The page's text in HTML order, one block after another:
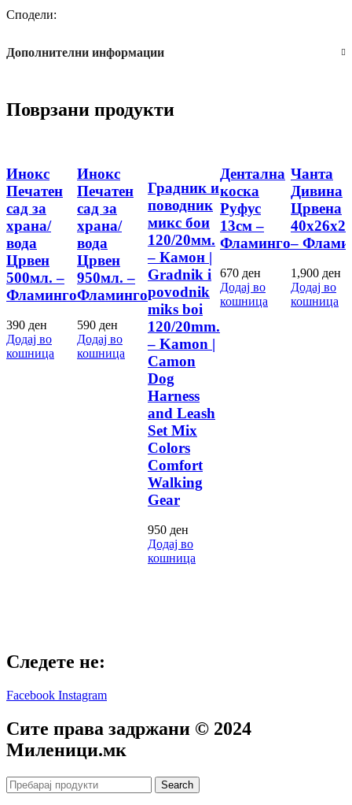
Брит
без
количина
Сподели:
Дополнителни информации
Поврзани продукти
Инокс
Печатен
сад за
храна/
вода
Црвен
500мл. –
Фламинго
390 ден
Додај во
кошница
Инокс
Печатен
сад за
храна/
вода
Црвен
950мл. –
Фламинго
590 ден
Додај во
кошница
Градник и
поводник
микс бои
120/20мм.
– Камон |
Gradnik i
povodnik
miks boi
120/20mm.
– Kamon |
Camon
Dog
Harness
and Leash
Set Mix
Colors
Comfort
Walking
Gear
950 ден
Додај во
кошница
Дентална
коска
Руфус
13см –
Фламинго
670 ден
Додај во
кошница
Чанта
Дивина
Црвена
–
1,900 ден
Додај во
кошница
Следете не:
Facebook Instagram
Сите права задржани © 2024
Mиленици.мк
Search